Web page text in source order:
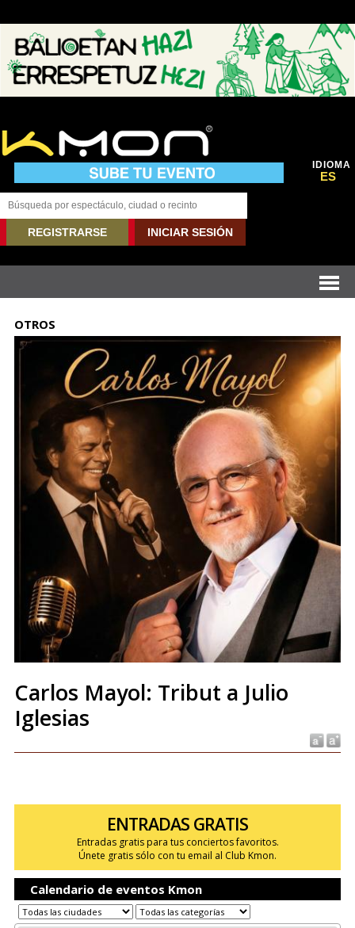
IDIOMA
ES
REGISTRARSE INICIAR SESIÓN
OTROS
Carlos Mayol: Tribut a Julio
Iglesias
ENTRADAS GRATIS
Entradas gratis para tus conciertos favoritos.
Únete gratis sólo con tu email al Club Kmon.
Calendario de eventos Kmon